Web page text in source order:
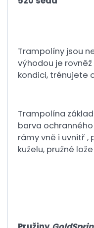
Trampolíny jsou
výhodou je
kondici, trénujete
Trampolína
barva
rámy vně i uvnitř ,
kuželu, pružné